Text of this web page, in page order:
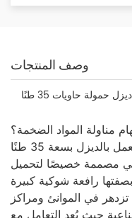
وصف المنتجات
حاويات 35 طنًا
مناولة المواد الضخمة؟
رافعة الحاويات الشوكية التي تعمل بالديزل بسعة 35 طنًا
مصممة خصيصًا لتحميل
رافعة شوكية كبيرة
في الموانئ ومراكز
حيث يُعد التعامل مع